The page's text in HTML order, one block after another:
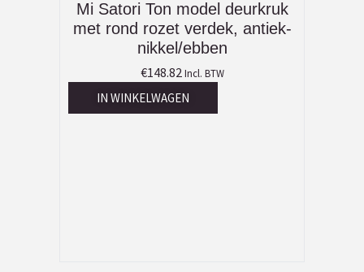
Mi Satori Ton model deurkruk
met rond rozet verdek, antiek-
nikkel/ebben
€148.82 Incl. BTW
IN WINKELWAGEN